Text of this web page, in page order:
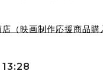
（映画制作応援商品購